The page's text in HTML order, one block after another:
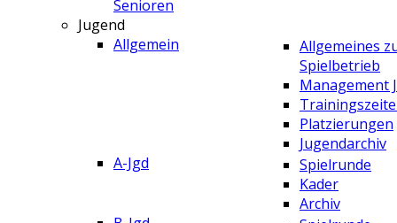
Senioren
Jugend
Allgemein
Allgemeines
Spielbetrieb
Management
Platzierungen
Jugendarchiv
A-Jgd
Spielrunde
Kader
Archiv